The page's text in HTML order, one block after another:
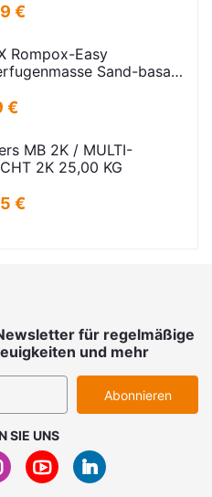
€
Rompox-Easy
Sand-basalt
€
MB 2K / MULTI-
2K 25,00 KG
€
für regelmäßige
und mehr
Abonnieren
SIE UNS